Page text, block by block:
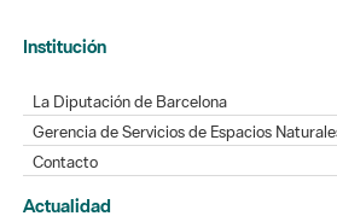
Gerencia de Servicios de Espacios Naturales
Actualidad
Noticias
Agenda